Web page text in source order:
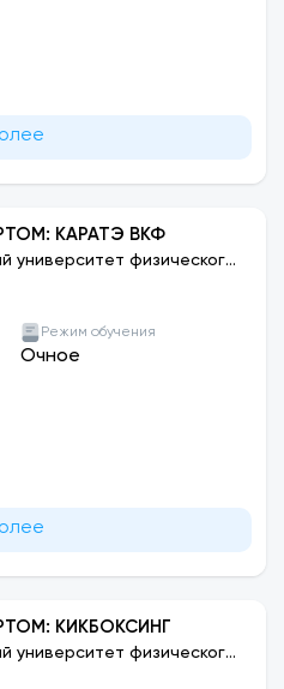
КАРАТЭ ВКФ
университет физического
Узбекистана
Режим обучения
Очное
КИКБОКСИНГ
университет физического
Узбекистана